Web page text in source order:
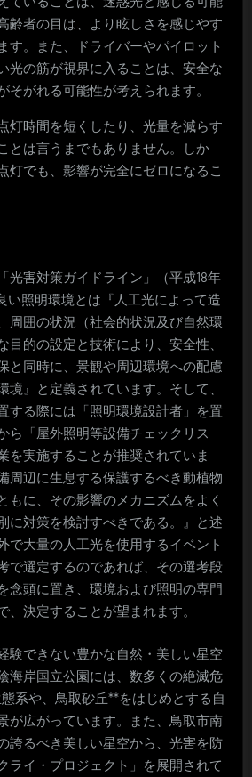
齢者の目は、より眩しさを感じやす
す。また、ドライバーやパイロット
光の筋が視界に入ることは、安全な
そがれる可能性が考えられます。
灯時間を短くしたり、光量を減らす
とは言うまでもありません。しか
灯でも、影響が完全にゼロになるこ
害対策ガイドライン」（平成18年
い照明環境とは『人工光によって造
周囲の状況（社会的状況及び自然環
目的の設定と技術により、安全性、
と同時に、景観や周辺環境への配慮
境』と定義されています。そして、
する際には「照明環境設計者」を置
ら「屋外照明等設備チェックリス
を実施することが推奨されていま
周辺に生息する保護するべき動植物
もに、その影響のメカニズムをよく
に対策を検討すべきである。』と述
で大量の人工光を使用するイベント
で選定するのであれば、その選考段
念頭に置き、環境および照明の専門
、決定することが望まれます。
験できない豊かな自然・美しい星空
海岸国立公園には、数多くの絶滅危
系や、鳥取砂丘**をはじめとする自
が広がっています。また、鳥取市南
誇るべき美しい星空から、光害を防
ライ・プロジェクト」を展開されて